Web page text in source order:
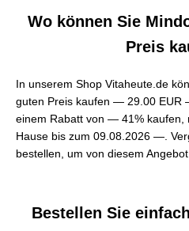
Wo können Sie
Preis
In unserem Shop Vitaheute.de
guten Preis kaufen — 29.00 EUR
einem Rabatt von — 41% kaufen,
Hause bis zum 09.08.2026 —.
bestellen, um von diesem
Bestellen Sie